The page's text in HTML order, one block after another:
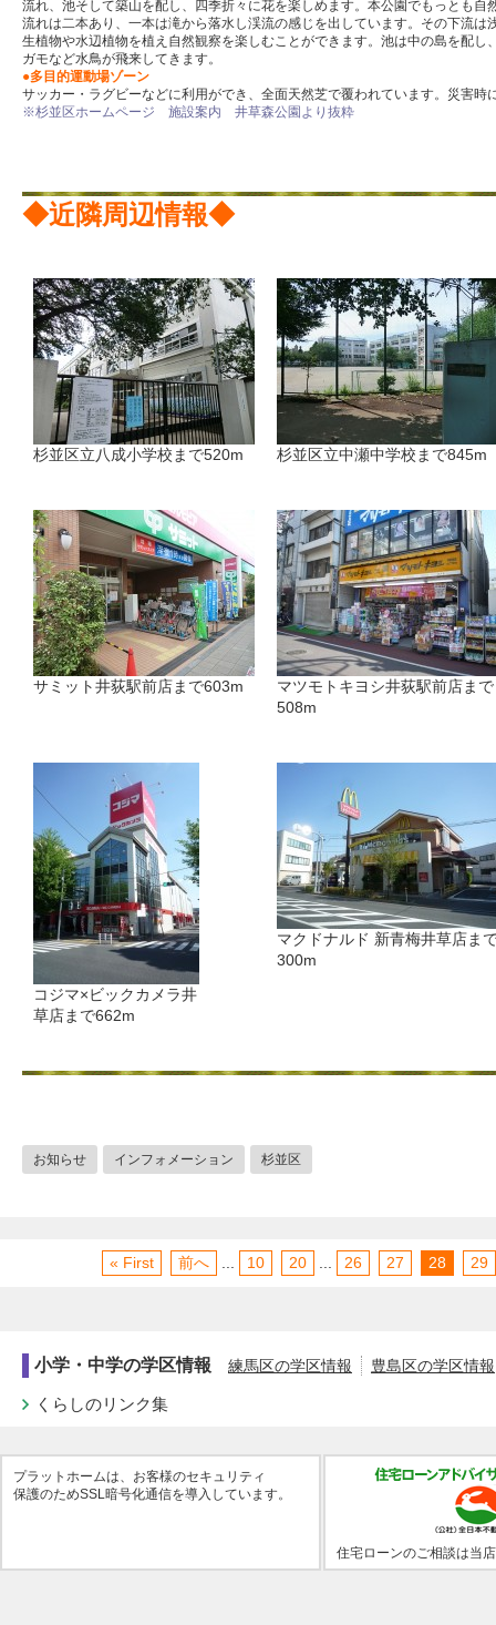
流れ、池そして築山を配し、四季折々に花を楽しめます。本公園でもっとも自
流れは二本あり、一本は滝から落水し渓流の感じを出しています。その下流
生植物や水辺植物を植え自然観察を楽しむことができます。池は中の島を配
ガモなど水鳥が飛来してきます。
●多目的運動場ゾーン
サッカー・ラグビーなどに利用ができ、全面天然芝で覆われています。災害時
※杉並区ホームページ 施設案内 井草森公園より抜粋
◆近隣周辺情報◆
杉並区立八成小学校まで520m 杉並区立中瀬中学校まで845m
サミット井荻駅前店まで603m
マツモトキヨシ井荻駅前店まで
508m
コジマ×ビックカメラ井
草店まで662m
マクドナルド 新青梅井草店ま
300m
お知らせ インフォメーション 杉並区
« First 前へ 10 20 26 27 28 29
小学・中学の学区情報 練馬区の学区情報 豊島区の学区情報
くらしのリンク集
プラットホームは、お客様のセキュリティ
保護のためSSL暗号化通信を導入しています。
住宅ローンのご相談は当